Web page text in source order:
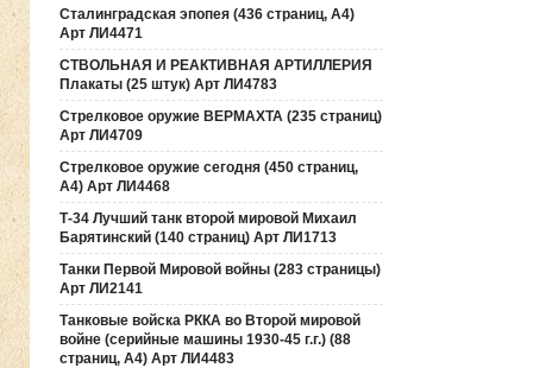
Сталинградская эпопея (436 страниц, А4)
Арт ЛИ4471
СТВОЛЬНАЯ И РЕАКТИВНАЯ АРТИЛЛЕРИЯ
Плакаты (25 штук) Арт ЛИ4783
Стрелковое оружие ВЕРМАХТА (235 страниц)
Арт ЛИ4709
Стрелковое оружие сегодня (450 страниц,
А4) Арт ЛИ4468
Т-34 Лучший танк второй мировой Михаил
Барятинский (140 страниц) Арт ЛИ1713
Танки Первой Мировой войны (283 страницы)
Арт ЛИ2141
Танковые войска РККА во Второй мировой
войне (серийные машины 1930-45 г.г.) (88
страниц, А4) Арт ЛИ4483